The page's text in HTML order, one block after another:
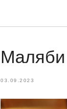
Маляби
03.09.2023